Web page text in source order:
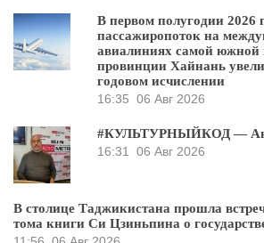
В первом полугодии 2026
пассажиропоток на
авиалиниях самой южной
провинции Хайнань
годовом исчислении
16:35 06 Авг 2026
#КУЛЬТУРНЫЙКОД —
16:31
06 Авг 2026
В столице Таджикистана прошла
тома книги Си Цзиньпина о